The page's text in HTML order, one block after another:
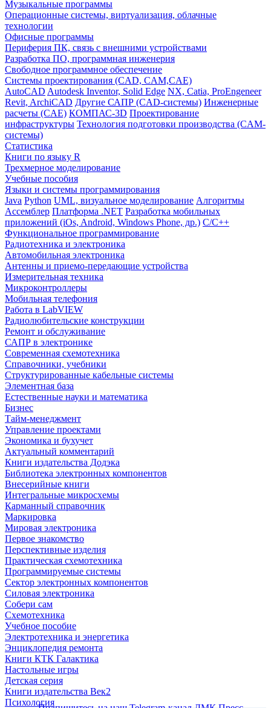
Музыкальные программы
Операционные системы, виртуализация, облачные
технологии
Офисные программы
Периферия ПК, связь с внешними устройствами
Разработка ПО, программная инженерия
Свободное программное обеспечение
Системы проектирования (CAD, CAM,CAE)
AutoCAD Autodesk Inventor, Solid Edge NX, Catia, ProEngeneer
Revit, ArchiCAD Другие САПР (CAD-системы) Инженерные
расчеты (CAE) КОМПАС-3D Проектирование
инфраструктуры Технология подготовки производства (CAM-
системы)
Статистика
Книги по языку R
Трехмерное моделирование
Учебные пособия
Языки и системы программирования
Java Python UML, визуальное моделирование Алгоритмы
Ассемблер Платформа .NET Разработка мобильных
приложений (iOs, Android, Windows Phone, др.) С/С++
Функциональное программирование
Радиотехника и электроника
Автомобильная электроника
Антенны и приемо-передающие устройства
Измерительная техника
Микроконтроллеры
Мобильная телефония
Работа в LabVIEW
Радиолюбительские конструкции
Ремонт и обслуживание
САПР в электронике
Современная схемотехника
Справочники, учебники
Структурированные кабельные системы
Элементная база
Естественные науки и математика
Бизнес
Тайм-менеджмент
Управление проектами
Экономика и бухучет
Актуальный комментарий
Книги издательства Додэка
Библиотека электронных компонентов
Внесерийные книги
Интегральные микросхемы
Карманный справочник
Маркировка
Мировая электроника
Первое знакомство
Перспективные изделия
Практическая схемотехника
Программируемые системы
Сектор электронных компонентов
Силовая электроника
Собери сам
Схемотехника
Учебное пособие
Электротехника и энергетика
Энциклопедия ремонта
Книги КТК Галактика
Настольные игры
Детская серия
Книги издательства Век2
Психология